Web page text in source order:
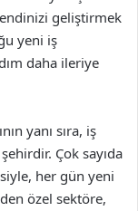
geliştirmek
yeni iş
daha ileriye
yanı sıra, iş
Çok sayıda
her gün yeni
özel sektöre,